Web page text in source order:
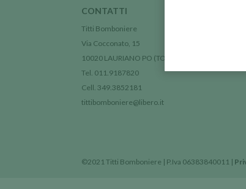
CONTATTI
Titti Bomboniere
Via Cocconato, 15
10020 LAURIANO PO (TO)
Tel. 011.9187820
Cell. 349.3852181
tittibomboniere@libero.it
©2021 Titti Bomboniere | P.Iva 06383840011 |